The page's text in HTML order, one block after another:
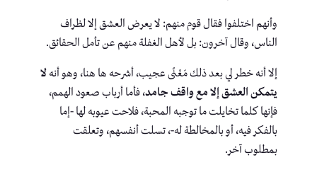
وأنهم اختلفوا فقال قوم منهم: لا يعرض العشق إلا لظراف
الناس، وقال آخرون: بل لأهل الغفلة منهم عن تأمل الحقائق.
إلا أنه خطر لي بعد ذلك مَعْنًى عجيب، أشرحه ها هنا، وهو أنهلا
يتمكن العشق إلا مع واقف جامد، فأما أرباب صعود الهمم،
فإنها كلما تخايلت ما توجبه المحبة، فلاحت عيوبه لها -إما
بالفكر فيه، أو بالمخالطة له-، تسلت أنفسهم، وتعلقت
بمطلوب آخر.